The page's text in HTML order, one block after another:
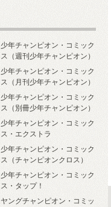
少年チャンピオン・コミック
ス（週刊少年チャンピオン）
少年チャンピオン・コミック
ス（月刊少年チャンピオン）
少年チャンピオン・コミック
ス（別冊少年チャンピオン）
少年チャンピオン・コミック
ス・エクストラ
少年チャンピオン・コミック
ス（チャンピオンクロス）
少年チャンピオン・コミック
ス・タップ！
ヤングチャンピオン・コミッ